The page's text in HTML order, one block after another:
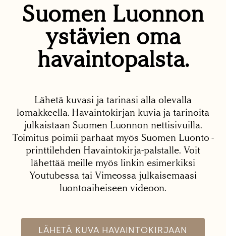
Suomen Luonnon
ystävien oma
havaintopalsta.
Lähetä kuvasi ja tarinasi alla olevalla
lomakkeella. Havaintokirjan kuvia ja tarinoita
julkaistaan Suomen Luonnon nettisivuilla.
Toimitus poimii parhaat myös Suomen Luonto -
printtilehden Havaintokirja-palstalle. Voit
lähettää meille myös linkin esimerkiksi
Youtubessa tai Vimeossa julkaisemaasi
luontoaiheiseen videoon.
LÄHETÄ KUVA HAVAINTOKIRJAAN